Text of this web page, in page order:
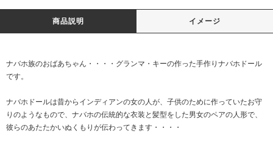
商品説明 イメージ
ナバホ族のおばあちゃん・・・・グランマ・キーの作った手作りナバホドール
です。
ナバホドールは昔からインディアンの女の人が、子供のために作っていたお守
りのようなもので、ナバホの伝統的な衣装と髪型をした男女のペアの人形で、
彼らのあたたかいぬくもりが伝わってきます・・・・